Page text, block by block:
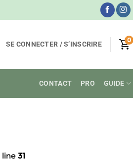
SE CONNECTER / S’INSCRIRE 0
CONTACT PRO GUIDE
line 31